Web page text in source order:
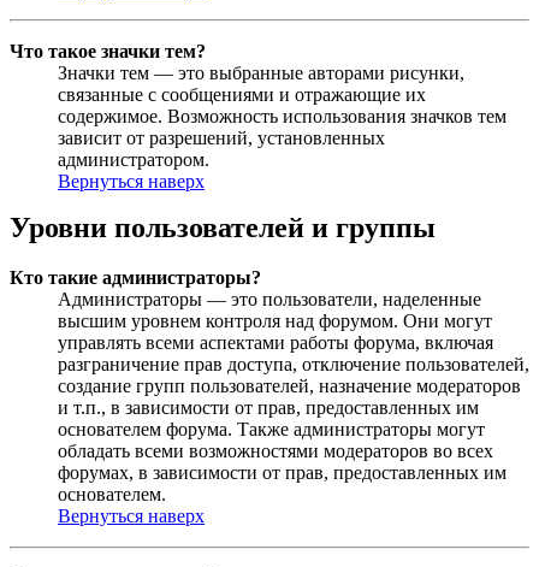
Что такое значки тем?
Значки тем — это выбранные авторами рисунки,
связанные с сообщениями и отражающие их
содержимое. Возможность использования значков тем
зависит от разрешений, установленных
администратором.
Вернуться наверх
Уровни пользователей и группы
Кто такие администраторы?
Администраторы — это пользователи, наделенные
высшим уровнем контроля над форумом. Они могут
управлять всеми аспектами работы форума, включая
разграничение прав доступа, отключение пользователей,
создание групп пользователей, назначение модераторов
и т.п., в зависимости от прав, предоставленных им
основателем форума. Также администраторы могут
обладать всеми возможностями модераторов во всех
форумах, в зависимости от прав, предоставленных им
основателем.
Вернуться наверх